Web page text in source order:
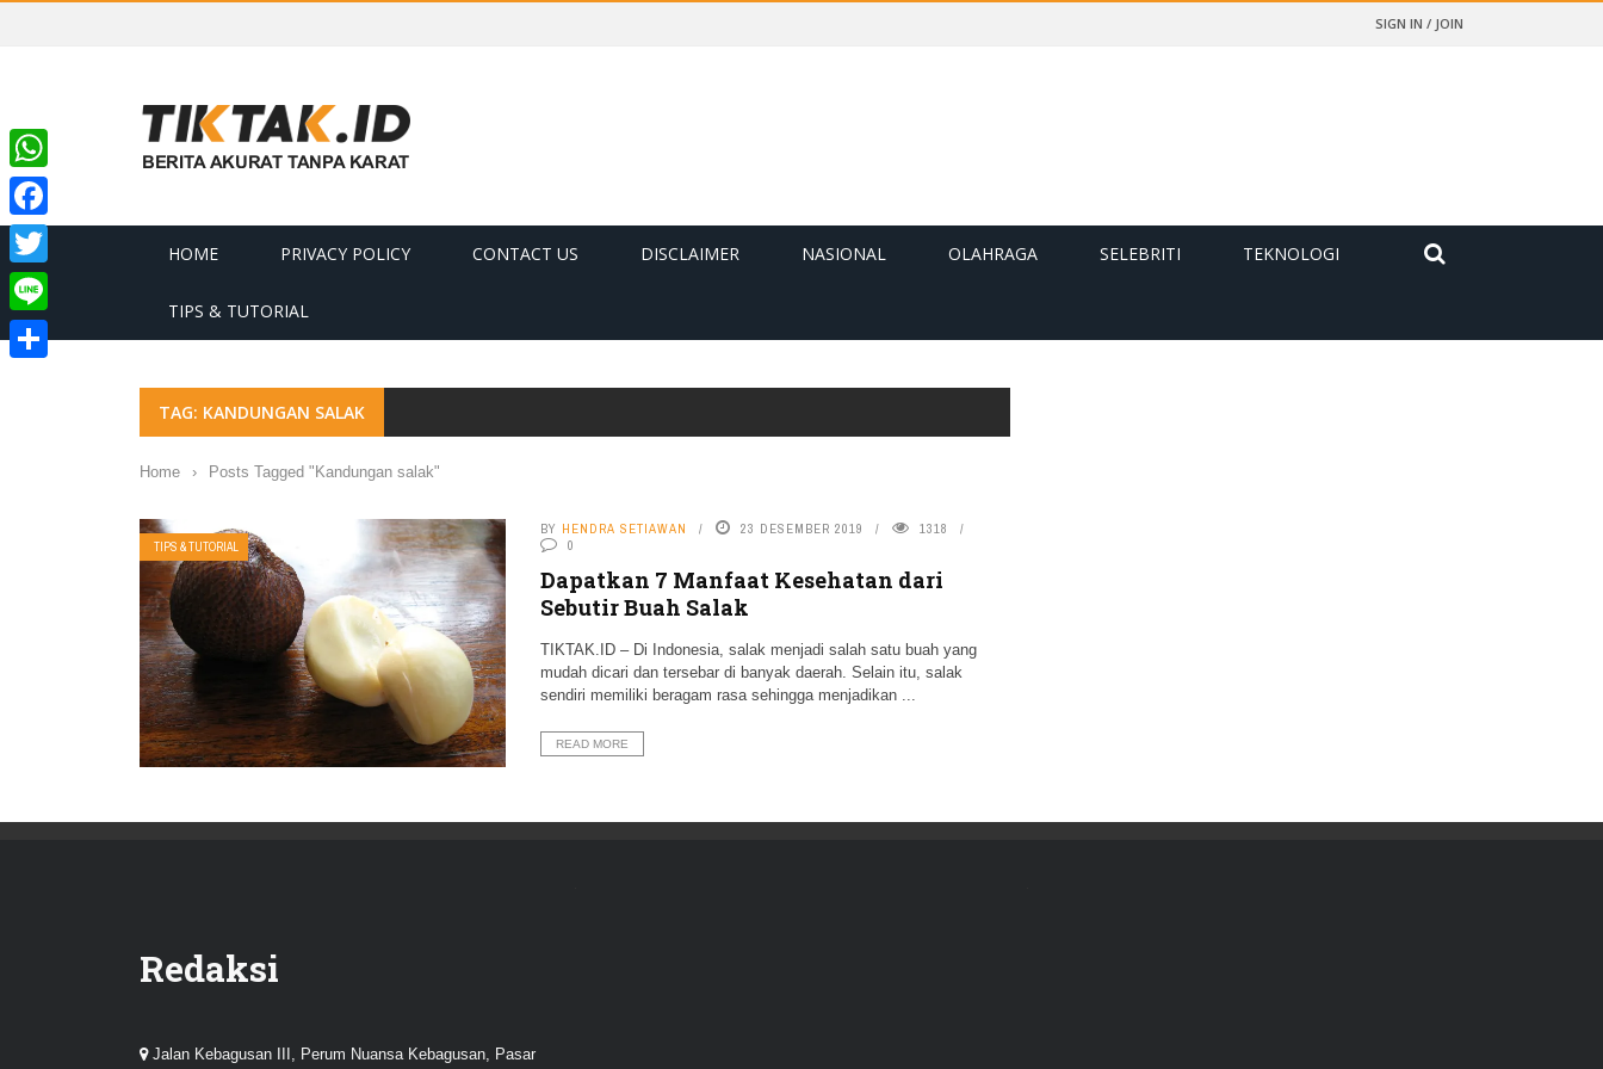
SIGN IN / JOIN
HOME PRIVACY POLICY CONTACT US DISCLAIMER NASIONAL OLAHRAGA SELEBRITI TEKNOLOGI
TIPS & TUTORIAL
TAG: KANDUNGAN SALAK
Home › Posts Tagged "Kandungan salak"
TIPS & TUTORIAL
BY HENDRA SETIAWAN 23 DESEMBER 2019
1318
0
Dapatkan 7 Manfaat Kesehatan dari
Sebutir Buah Salak
TIKTAK.ID – Di Indonesia, salak menjadi salah satu buah yang
mudah dicari dan tersebar di banyak daerah. Selain itu, salak
sendiri memiliki beragam rasa sehingga menjadikan ...
READ MORE
Redaksi
Jalan Kebagusan III, Perum Nuansa Kebagusan, Pasar
WhatsApp
Facebook
Twitter
Line